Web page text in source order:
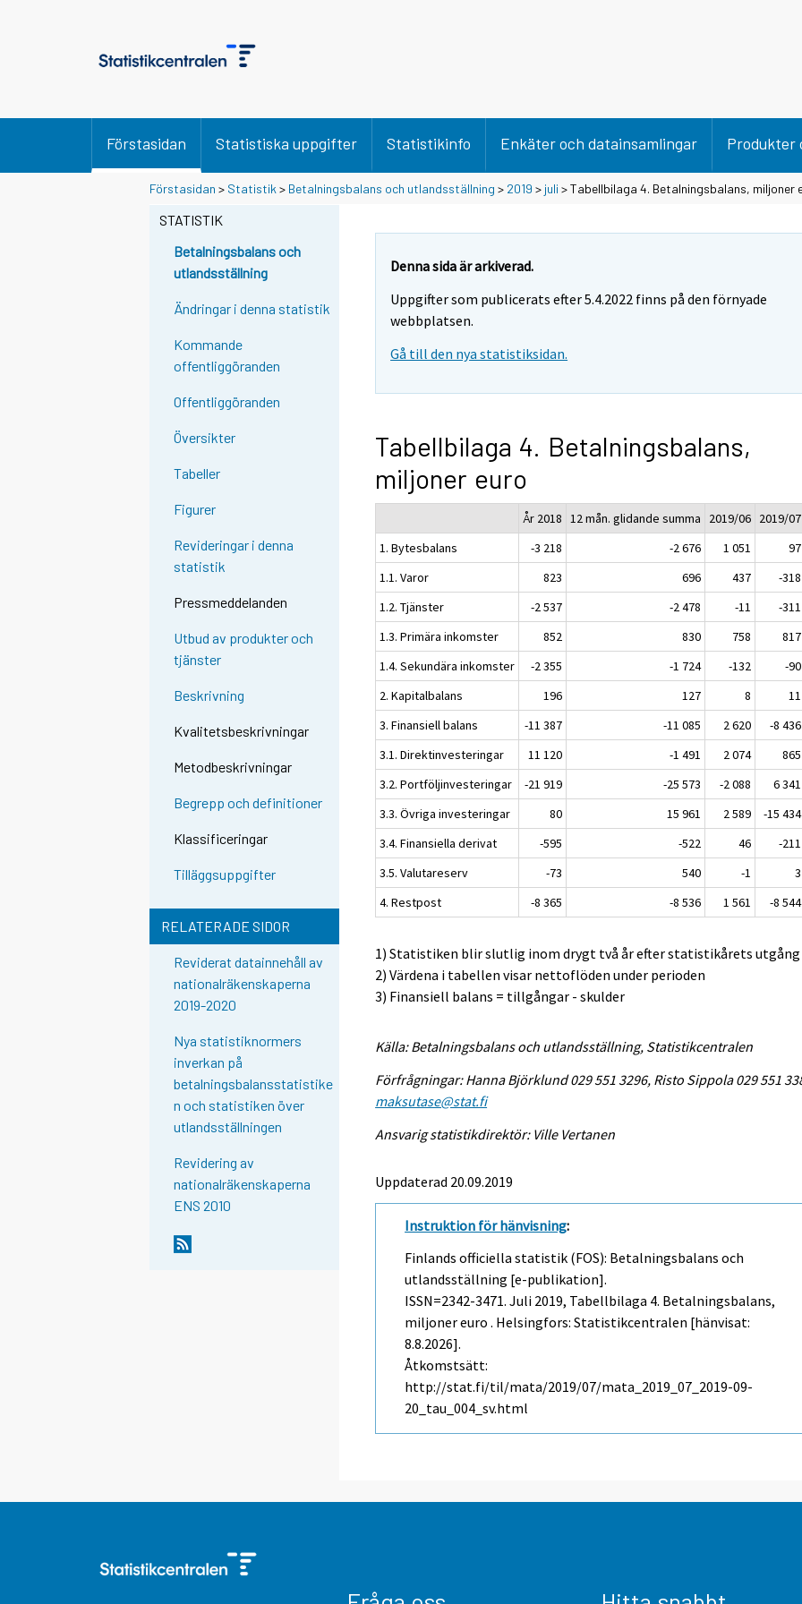
Förstasidan Statistiska uppgifter Statistikinfo Enkäter och datainsamlingar Produkter
Förstasidan > Statistik > Betalningsbalans och utlandsställning > 2019 > juli > Tabellbilaga 4. Betalningsbalans, miljoner
STATISTIK
Betalningsbalans och
utlandsställning
Ändringar i denna statistik
Kommande
offentliggöranden
Offentliggöranden
Översikter
Tabeller
Figurer
Revideringar i denna
statistik
Pressmeddelanden
Utbud av produkter och
tjänster
Beskrivning
Kvalitetsbeskrivningar
Metodbeskrivningar
Begrepp och definitioner
Klassificeringar
Tilläggsuppgifter
RELATERADE SIDOR
Reviderat datainnehåll av
nationalräkenskaperna
2019-2020
Nya statistiknormers
inverkan på
betalningsbalansstatistike
n och statistiken över
utlandsställningen
Revidering av
nationalräkenskaperna
ENS 2010
Denna sida är arkiverad.
Uppgifter som publicerats efter 5.4.2022 finns på den förnyade
webbplatsen.
Gå till den nya statistiksidan.
Tabellbilaga 4. Betalningsbalans,
miljoner euro
År 2018 12 mån. glidande summa 2019/06 2019/07
1. Bytesbalans
-3 218 -2 676 1 051
97
1.1. Varor
823 696 437
-318
1.2. Tjänster
-2 537 -2 478 -11
-311
1.3. Primära inkomster
852 830 758
817
1.4. Sekundära inkomster
-2 355 -1 724 -132
-90
2. Kapitalbalans
196 127 8
11
3. Finansiell balans
-11 387 -11 085 2 620
-8 436
3.1. Direktinvesteringar
11 120 -1 491 2 074
865
3.2. Portföljinvesteringar
-21 919 -25 573 -2 088
6 341
3.3. Övriga investeringar
80 15 961 2 589
-15 434
3.4. Finansiella derivat
-595 -522 46
-211
3.5. Valutareserv
-73 540 -1
3
4. Restpost
-8 365 -8 536 1 561 -8 544
1) Statistiken blir slutlig inom drygt två år efter statistikårets utgång
2) Värdena i tabellen visar nettoflöden under perioden
3) Finansiell balans = tillgångar - skulder
Källa: Betalningsbalans och utlandsställning, Statistikcentralen
Förfrågningar: Hanna Björklund 029 551 3296, Risto Sippola 029 551
maksutase@stat.fi
Ansvarig statistikdirektör: Ville Vertanen
Uppdaterad 20.09.2019
Instruktion för hänvisning:
Finlands officiella statistik (FOS): Betalningsbalans och
utlandsställning [e-publikation].
ISSN=2342-3471.Juli 2019, Tabellbilaga 4. Betalningsbalans,
miljoner euro . Helsingfors: Statistikcentralen [hänvisat:
8.8.2026].
Åtkomstsätt:
http://stat.fi/til/mata/2019/07/mata_2019_07_2019-09-
20_tau_004_sv.html